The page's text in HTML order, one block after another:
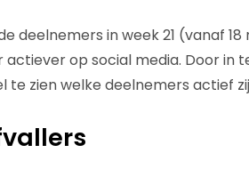
deelnemers in week 21 (vanaf
actiever op social media. Door in
te zien welke deelnemers actief